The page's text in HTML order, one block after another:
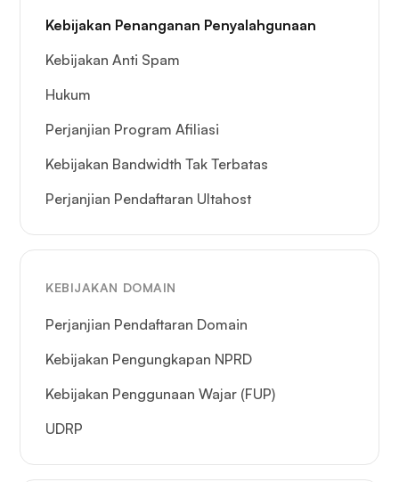
Kebijakan Penanganan Penyalahgunaan
Kebijakan Anti Spam
Hukum
Perjanjian Program Afiliasi
Kebijakan Bandwidth Tak Terbatas
Perjanjian Pendaftaran Ultahost
KEBIJAKAN DOMAIN
Perjanjian Pendaftaran Domain
Kebijakan Pengungkapan NPRD
Kebijakan Penggunaan Wajar (FUP)
UDRP